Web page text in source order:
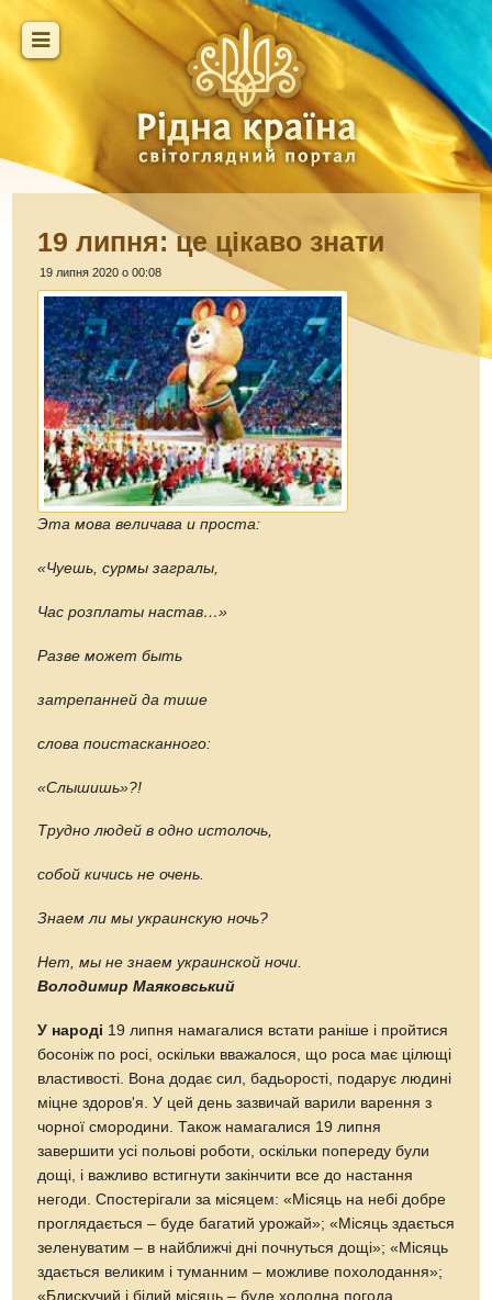
19 липня: це цікаво знати
19 липня 2020 о 00:08
Эта мова величава и проста:
«Чуешь, сурмы загралы,
Час розплаты настав…»
Разве может быть
затрепанней да тише
слова поистасканного:
«Слышишь»?!
Трудно людей в одно истолочь,
собой кичись не очень.
Знаем ли мы украинскую ночь?
Нет, мы не знаем украинской ночи.
Володимир Маяковський
У народі 19 липня намагалися встати раніше і пройтися
босоніж по росі, оскільки вважалося, що роса має цілющі
властивості. Вона додає сил, бадьорості, подарує людині
міцне здоров'я. У цей день зазвичай варили варення з
чорної смородини. Також намагалися 19 липня
завершити усі польові роботи, оскільки попереду були
дощі, і важливо встигнути закінчити все до настання
негоди. Спостерігали за місяцем: «Місяць на небі добре
проглядається – буде багатий урожай»; «Місяць здається
зеленуватим – в найближчі дні почнуться дощі»; «Місяць
здається великим і туманним – можливе похолодання»;
«Блискучий і білий місяць – буде холодна погода